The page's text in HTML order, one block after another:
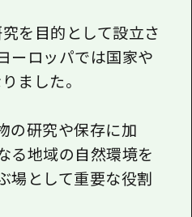
を目的として設立さ
ーロッパでは国家や
りました。
の研究や保存に加
る地域の自然環境を
場として重要な役割